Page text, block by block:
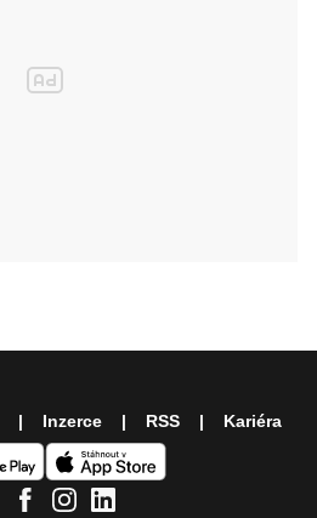
Inzerce RSS Kariéra